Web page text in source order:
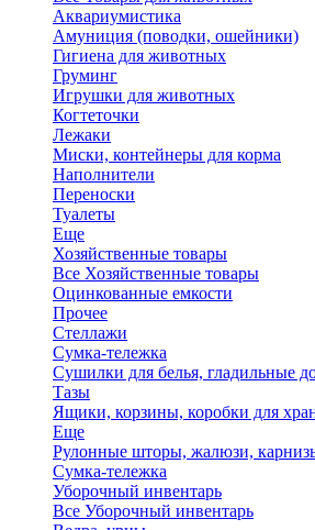
Аквариумистика
Амуниция (поводки, ошейники)
Гигиена для животных
Груминг
Игрушки для животных
Когтеточки
Лежаки
Миски, контейнеры для корма
Наполнители
Переноски
Туалеты
Еще
Хозяйственные товары
Все Хозяйственные товары
Оцинкованные емкости
Прочее
Стеллажи
Сумка-тележка
Сушилки для белья, гладильные
Тазы
Ящики, корзины, коробки для
Еще
Рулонные шторы, жалюзи,
Сумка-тележка
Уборочный инвентарь
Все Уборочный инвентарь